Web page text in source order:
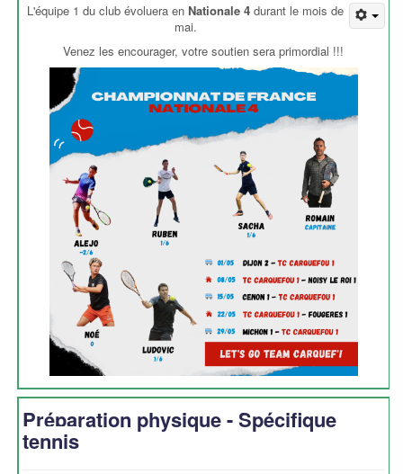
L'équipe 1 du club évoluera en Nationale 4 durant le mois de
mai.
Venez les encourager, votre soutien sera primordial !!!
Préparation physique - Spécifique
tennis